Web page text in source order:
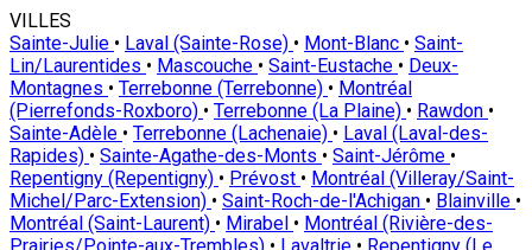
VILLES
Sainte-Julie • Laval (Sainte-Rose) • Mont-Blanc • Saint-
Lin/Laurentides • Mascouche • Saint-Eustache • Deux-
Montagnes • Terrebonne (Terrebonne) • Montréal
(Pierrefonds-Roxboro) • Terrebonne (La Plaine) • Rawdon •
Sainte-Adèle • Terrebonne (Lachenaie) • Laval (Laval-des-
Rapides) • Sainte-Agathe-des-Monts • Saint-Jérôme •
Repentigny (Repentigny) • Prévost • Montréal (Villeray/Saint-
Michel/Parc-Extension) • Saint-Roch-de-l'Achigan • Blainville •
Montréal (Saint-Laurent) • Mirabel • Montréal (Rivière-des-